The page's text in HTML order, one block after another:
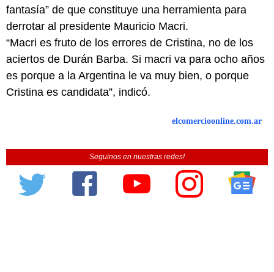
fantasía” de que constituye una herramienta para
derrotar al presidente Mauricio Macri.
“Macri es fruto de los errores de Cristina, no de los
aciertos de Durán Barba. Si macri va para ocho años
es porque a la Argentina le va muy bien, o porque
Cristina es candidata”, indicó.
elcomercioonline.com.ar
Seguinos en nuestras redes!